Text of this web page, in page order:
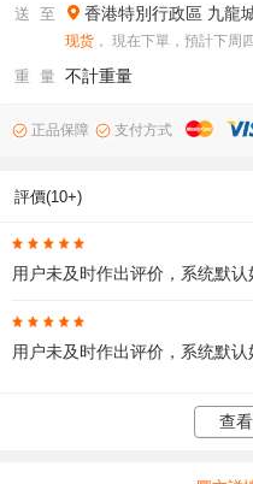
送 至 香港特別行政區 九龍
现货 ， 現在下單，預計下周
重 量 不計重量
正品保障 支付方式
評價(10+)
用户未及时作出评价，系统默认
用户未及时作出评价，系统默认
查